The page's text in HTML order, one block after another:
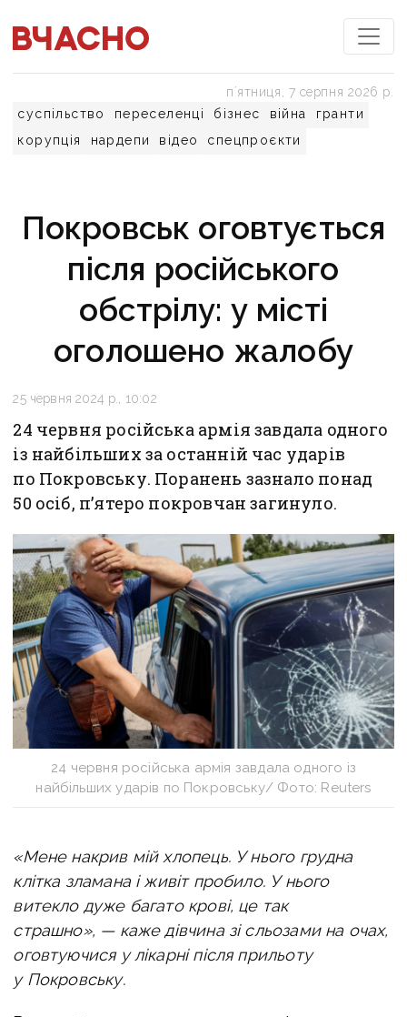
суспільство переселенці бізнес війна
гранти
корупція
нардепи відео спецпроєкти
пʼятниця, 7 серпня 2026 р.
Покровськ оговтується
після російського
обстрілу: у місті
оголошено жалобу
25 червня 2024 р., 10:02
24 червня російська армія завдала одного
із найбільших за останній час ударів
по Покровську. Поранень зазнало понад
50 осіб, п’ятеро покровчан загинуло.
24 червня російська армія завдала одного із
найбільших ударів по Покровську/ Фото: Reuters
«Мене накрив мій хлопець. У нього грудна
клітка зламана і живіт пробило. У нього
витекло дуже багато крові, це так
страшно», — каже дівчина зі сльозами на очах,
оговтуючися у лікарні після прильоту
у Покровську.